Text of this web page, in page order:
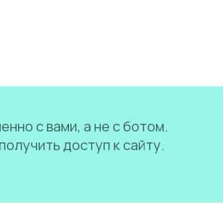
с вами, а не с ботом.
доступ к сайту.